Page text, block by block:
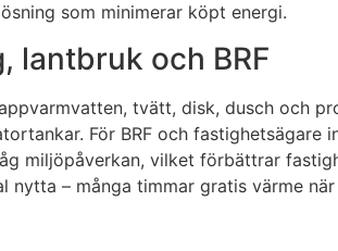
som minimerar köpt energi.
lantbruk och BRF
tvätt, disk, dusch och
För BRF och fastighetsägare
miljöpåverkan, vilket förbättrar
– många timmar gratis värme när